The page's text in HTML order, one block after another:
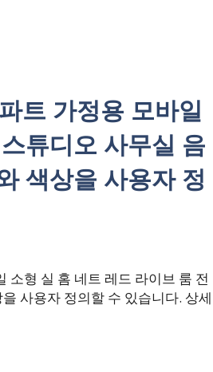
트 가정용 모바일
튜디오 사무실 음
색상을 사용자 정
소형 실 홈 네트 레드 라이브 룸 전
사용자 정의할 수 있습니다. 상세